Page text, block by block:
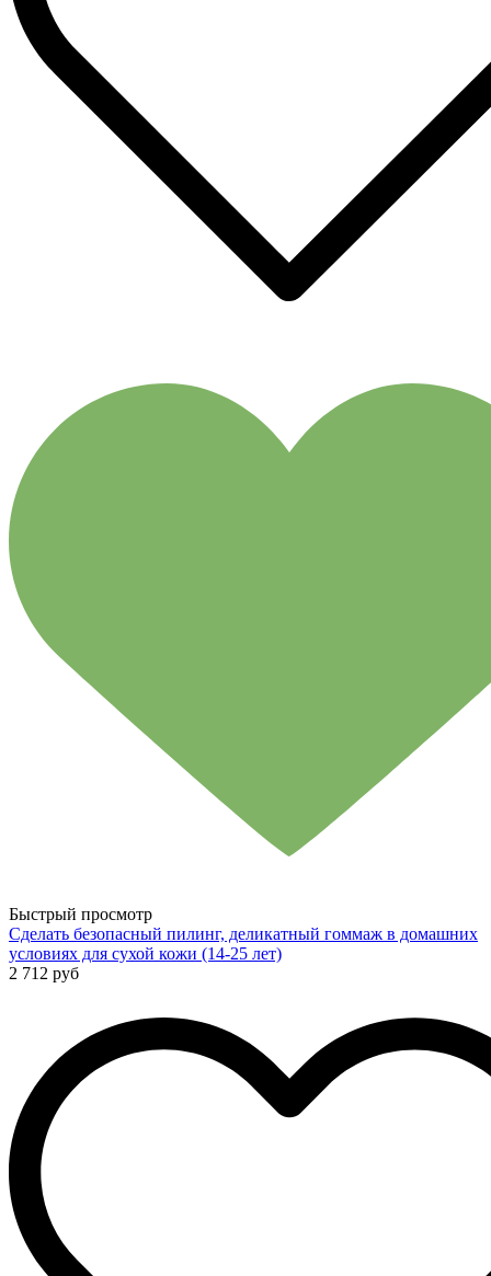
Быстрый просмотр
Сделать безопасный пилинг, деликатный гоммаж в домашних
условиях для сухой кожи (14-25 лет)
2 712 руб